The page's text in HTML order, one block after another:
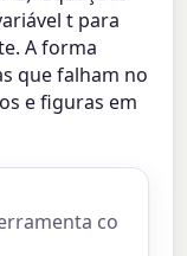
t para
A forma
que falham no
e figuras em
co